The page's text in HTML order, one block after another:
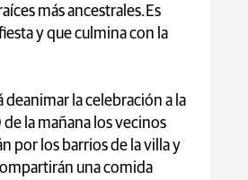
más ancestrales.Es
y que culmina con la
deanimar la celebración a la
la mañana los vecinos
por los barrios de la villa y
una comida